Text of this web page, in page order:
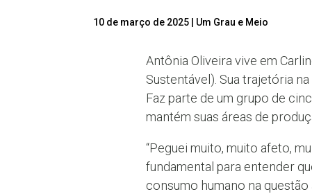
10 de março de 2025 Um Grau e Meio
Antônia Oliveira vive em
Sustentável). Sua trajetória
Faz parte de um grupo de
mantém suas áreas de
“Peguei muito, muito afeto,
fundamental para entender
consumo humano na questão